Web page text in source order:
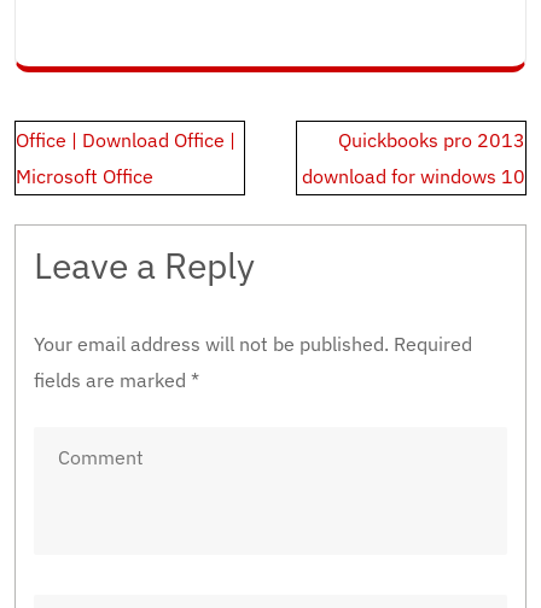
Post
navigation
Office | Download Office |
Microsoft Office
Quickbooks pro 2013
download for windows 10
Leave a Reply
Your email address will not be published. Required
fields are marked *